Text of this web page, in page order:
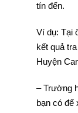
tín đến.
Ví dụ: Tại
kết quả
Huyện
– Trường
bạn có để